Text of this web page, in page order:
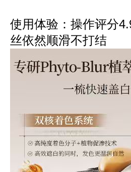
使用体验：操作评分
丝依然顺滑不打结